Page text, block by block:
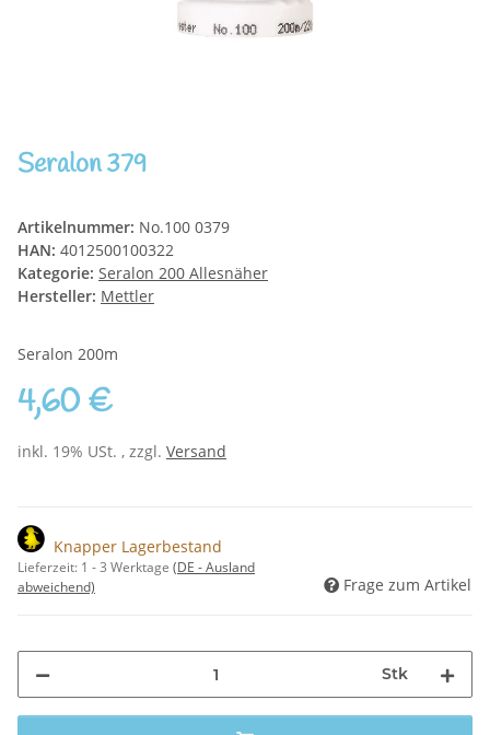
Seralon 379
Artikelnummer: No.100 0379
HAN: 4012500100322
Kategorie: Seralon 200 Allesnäher
Hersteller: Mettler
Seralon 200m
4,60 €
inkl. 19% USt. , zzgl. Versand
Knapper Lagerbestand
Lieferzeit: 1 - 3 Werktage (DE - Ausland
abweichend)
Frage zum Artikel
Stk